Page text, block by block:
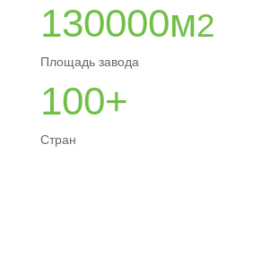
130000м2
Площадь завода
100+
Стран